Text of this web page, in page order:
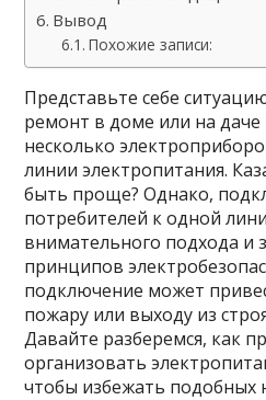
Вывод
Похожие записи:
Представьте себе
ремонт в доме или на
несколько
линии электропитания.
быть проще? Однако,
потребителей к одной
внимательного подхода и
принципов
подключение может
пожару или выходу из
Давайте разберемся, как
организовать
чтобы избежать подобных